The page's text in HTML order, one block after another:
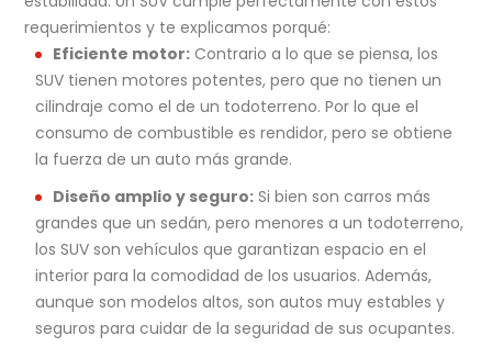
requerimientos y te explicamos porqué:
Eficiente motor: Contrario a lo que se piensa, los
SUV tienen motores potentes, pero que no tienen un
cilindraje como el de un todoterreno. Por lo que el
consumo de combustible es rendidor, pero se obtiene
la fuerza de un auto más grande.
Diseño amplio y seguro: Si bien son carros más
grandes que un sedán, pero menores a un todoterreno,
los SUV son vehículos que garantizan espacio en el
interior para la comodidad de los usuarios. Además,
aunque son modelos altos, son autos muy estables y
seguros para cuidar de la seguridad de sus ocupantes.